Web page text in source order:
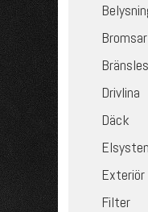
Bromsar
Drivlina
Däck
Exteriör
Filter